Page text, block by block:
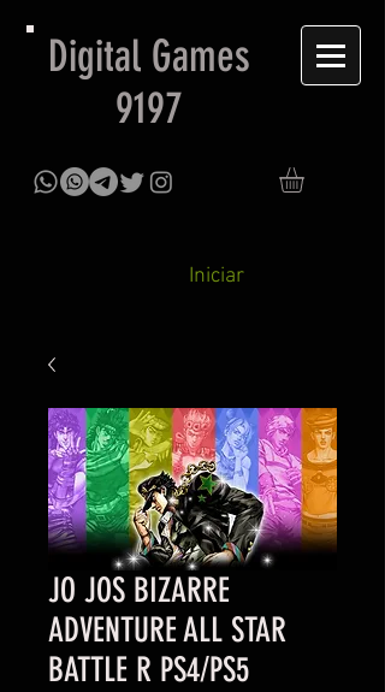
Digital Games
9197
Iniciar
JO JOS BIZARRE
ADVENTURE ALL STAR
BATTLE R PS4/PS5